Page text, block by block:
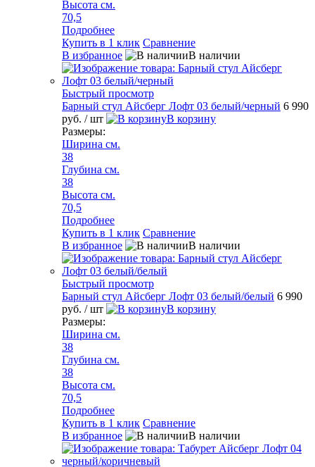
Высота см.
70,5
Подробнее
Купить в 1 клик Сравнение
В избранное
В наличии
Быстрый просмотр
Барный стул Айсберг Лофт 03 белый/черный 6 990
руб. / шт
В корзину
Размеры:
Ширина см.
38
Глубина см.
38
Высота см.
70,5
Подробнее
Купить в 1 клик Сравнение
В избранное
В наличии
Быстрый просмотр
Барный стул Айсберг Лофт 03 белый/белый 6 990
руб. / шт
В корзину
Размеры:
Ширина см.
38
Глубина см.
38
Высота см.
70,5
Подробнее
Купить в 1 клик Сравнение
В избранное
В наличии